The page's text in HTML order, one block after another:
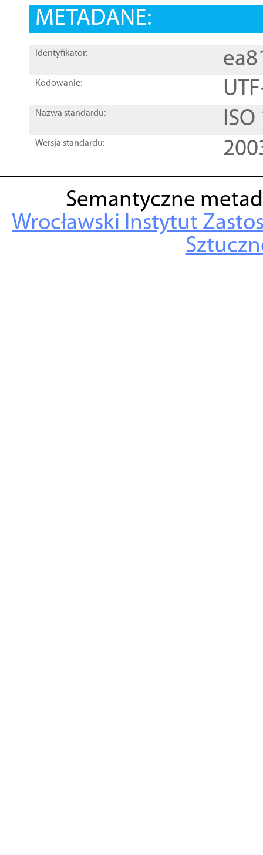
METADANE:
Identyfikator:
Kodowanie:
Nazwa standardu:
Wersja standardu:
Semantyczne
Wrocławski Instytut